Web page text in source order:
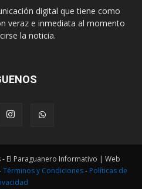
digital que tiene como
veraz e inmediata al momento
la noticia.
El Paraguanero Informativo | Web
Términos y Condiciones- Políticas de